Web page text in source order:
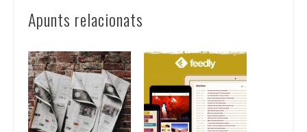
Apunts relacionats